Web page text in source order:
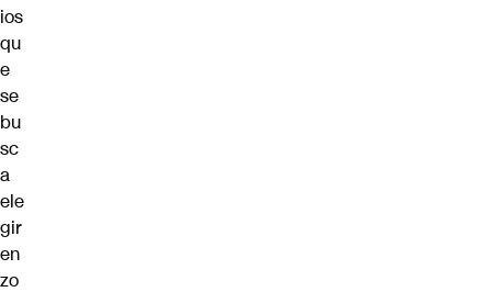
ios
qu
e
se
bu
sc
a
ele
gir
en
zo